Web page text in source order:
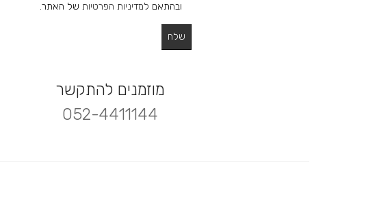
ובהתאם למדיניות הפרטיות של האתר.
מוזמנים להתקשר
052-4411144